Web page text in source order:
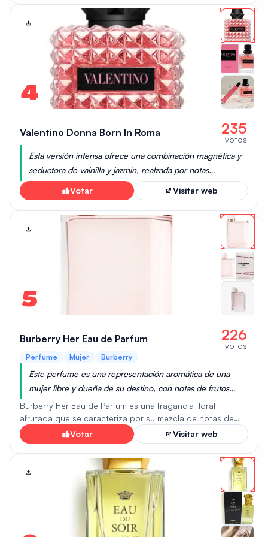
con un toque fresco y terroso. La fragancia combina
cítricos y pimienta con un toque de pedernal, revelando el
aroma de la tierra. En general, es un vetiver suave y
amaderado con una buena dosis de cítricos y pachulí.
Terre d'Hermès es una refinada mezcla de cítricos, tierra y
maderas, que proporciona un aroma sofisticado y
atemporal. Se considera una fragancia clásica a la vez
que moderna, ideal para quienes aprecian un aroma
maduro y aventurero.
4
Valentino Donna Born In Roma 235
votos
Esta versión intensa ofrece una combinación magnética y
seductora de vainilla y jazmín, realzada por notas
ambarinas, que resulta en una estela hipnótica y
cautivadora.
Votar Visitar web
5
Burberry Her Eau de Parfum 226
votos
Perfume Mujer Burberry
Este perfume es una representación aromática de una
mujer libre y dueña de su destino, con notas de frutos
rojos y bayas intensas envueltas en ámbar y madera,
capturando el espíritu vibrante y sofisticado de la mujer
londinense moderna.
Burberry Her Eau de Parfum es una fragancia floral
afrutada que se caracteriza por su mezcla de notas de
frutos rojos, como fresa, frambuesa y grosella negra,
combinadas con toques florales de jazmín y violeta. La
fragancia se abre con una vibrante mezcla de frutos rojos
y oscuros, dando paso a un corazón de jazmín y violeta.
La base de la fragancia contiene almizcle y ámbar, que
aportan calidez y profundidad. En general, el perfume
ofrece un equilibrio entre la dulzura afrutada y los matices
almizclados, lo que lo hace ideal para quienes aprecian
una fragancia gourmand con un toque brillante y
Votar Visitar web